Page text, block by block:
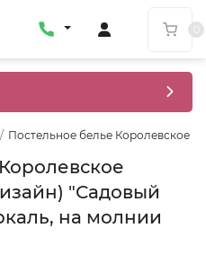
/ Постельное белье Королевское
"Садовый
на молнии